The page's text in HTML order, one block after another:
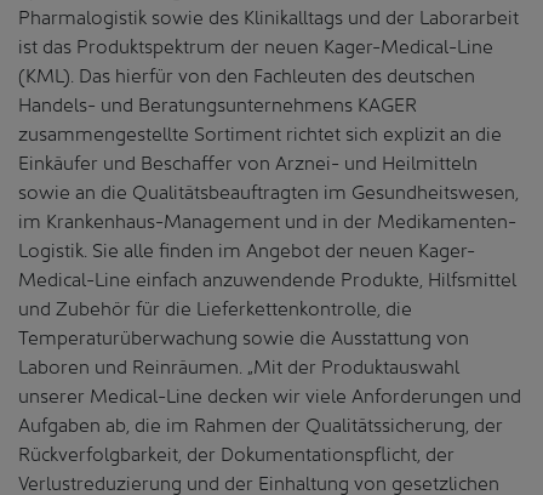
Pharmalogistik sowie des Klinikalltags und der Laborarbeit
ist das Produktspektrum der neuen Kager-Medical-Line
(KML). Das hierfür von den Fachleuten des deutschen
Handels- und Beratungsunternehmens KAGER
zusammengestellte Sortiment richtet sich explizit an die
Einkäufer und Beschaffer von Arznei- und Heilmitteln
sowie an die Qualitätsbeauftragten im Gesundheitswesen,
im Krankenhaus-Management und in der Medikamenten-
Logistik. Sie alle finden im Angebot der neuen Kager-
Medical-Line einfach anzuwendende Produkte, Hilfsmittel
und Zubehör für die Lieferkettenkontrolle, die
Temperaturüberwachung sowie die Ausstattung von
Laboren und Reinräumen. „Mit der Produktauswahl
unserer Medical-Line decken wir viele Anforderungen und
Aufgaben ab, die im Rahmen der Qualitätssicherung, der
Rückverfolgbarkeit, der Dokumentationspflicht, der
Verlustreduzierung und der Einhaltung von gesetzlichen